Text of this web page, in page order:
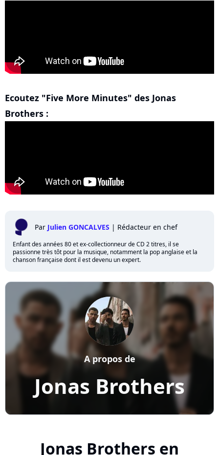
Ecoutez "Five More Minutes" des Jonas
Brothers :
Par Julien GONCALVES | Rédacteur en chef
Enfant des années 80 et ex-collectionneur de CD 2 titres, il se
passionne très tôt pour la musique, notamment la pop anglaise et la
chanson française dont il est devenu un expert.
Jonas Brothers
A propos de
Jonas Brothers en